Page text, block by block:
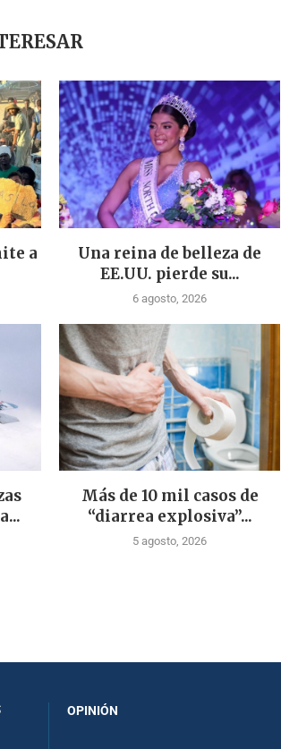
a
Una reina de belleza de
EE.UU. pierde su...
6 agosto, 2026
Más de 10 mil casos de
“diarrea explosiva”...
5 agosto, 2026
OPINIÓN